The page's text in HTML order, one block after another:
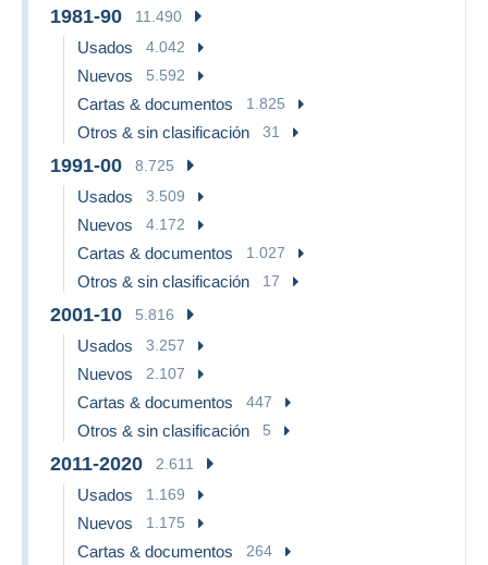
1981-90 11.490
Usados 4.042
Nuevos 5.592
Cartas & documentos 1.825
Otros & sin clasificación 31
1991-00 8.725
Usados 3.509
Nuevos 4.172
Cartas & documentos 1.027
Otros & sin clasificación 17
2001-10 5.816
Usados 3.257
Nuevos 2.107
Cartas & documentos 447
Otros & sin clasificación 5
2011-2020 2.611
Usados 1.169
Nuevos 1.175
Cartas & documentos 264